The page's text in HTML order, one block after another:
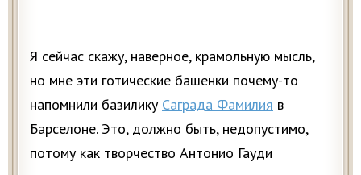
Я сейчас скажу, наверное, крамольную мысль,
но мне эти готические башенки почему-то
напомнили базилику Саграда Фамилия в
Барселоне. Это, должно быть, недопустимо,
потому как творчество Антонио Гауди